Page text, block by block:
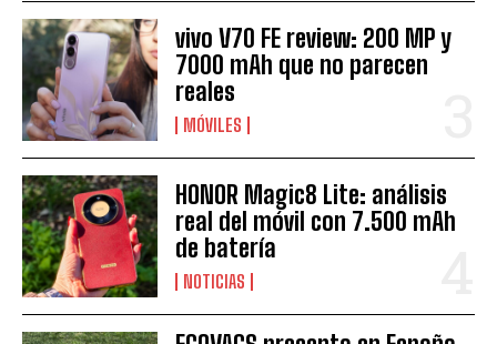
vivo V70 FE review: 200 MP y
7000 mAh que no parecen
reales
MÓVILES
HONOR Magic8 Lite: análisis
real del móvil con 7.500 mAh
de batería
NOTICIAS